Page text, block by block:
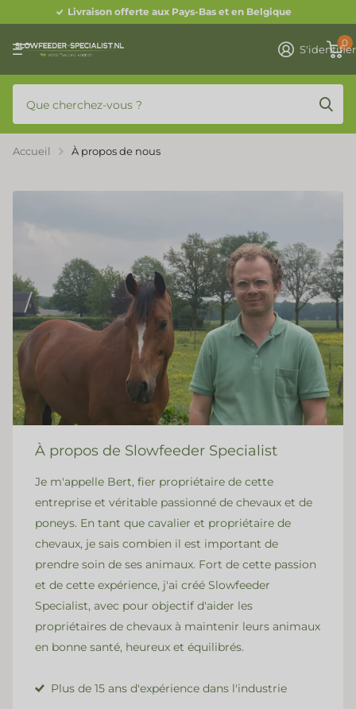
Livraison offerte aux Pays-Bas et en Belgique
S'identifier
0
Accueil À propos de nous
À propos de Slowfeeder Specialist
Je m'appelle Bert, fier propriétaire de cette
entreprise et véritable passionné de chevaux et de
poneys. En tant que cavalier et propriétaire de
chevaux, je sais combien il est important de
prendre soin de ses animaux. Fort de cette passion
et de cette expérience, j'ai créé Slowfeeder
Specialist, avec pour objectif d'aider les
propriétaires de chevaux à maintenir leurs animaux
en bonne santé, heureux et équilibrés.
Plus de 15 ans d'expérience dans l'industrie